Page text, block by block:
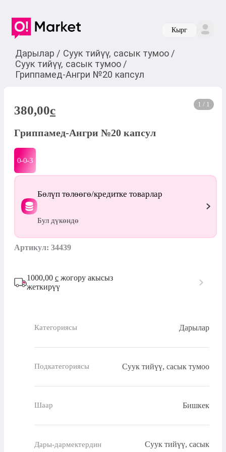
Кырг
Дарылар / Суук тийүү, сасык тумоо /
Суук тийүү, сасык тумоо /
Гриппамед-Ангри №20 капсул
1 / 1
380,00c
Гриппамед-Ангри №20 капсул
0-0-3
Бөлүп төлөөгө/кредитке товарлар
Бул дүкөндө
Артикул: 34439
1000,00 с жогору акысыз
жеткирүү
Категориясы Дарылар
Подкатегориясы Суук тийүү, сасык тумоо
Шаар Бишкек
Дары-дармектердин
Суук тийүү, сасык